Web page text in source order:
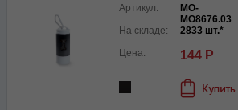
Артикул:
MO-
MO8676.03
На складе:
2833 шт.*
Цена:
144 Р